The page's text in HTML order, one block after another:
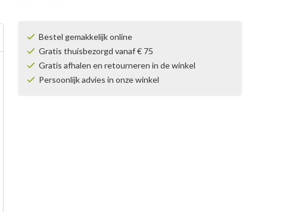
Bestel gemakkelijk online
Gratis thuisbezorgd vanaf € 75
Gratis afhalen en retourneren in de winkel
Persoonlijk advies in onze winkel